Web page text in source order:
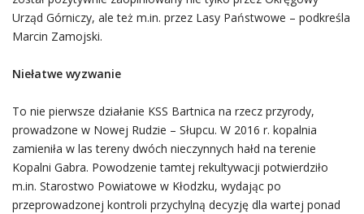
Urząd Górniczy, ale też m.in. przez Lasy Państwowe – podkreśla
Marcin Zamojski.
Niełatwe wyzwanie
To nie pierwsze działanie KSS Bartnica na rzecz przyrody,
prowadzone w Nowej Rudzie – Słupcu. W 2016 r. kopalnia
zamieniła w las tereny dwóch nieczynnych hałd na terenie
Kopalni Gabra. Powodzenie tamtej rekultywacji potwierdziło
m.in. Starostwo Powiatowe w Kłodzku, wydając po
przeprowadzonej kontroli przychylną decyzję dla wartej ponad